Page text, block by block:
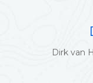
Dirk van